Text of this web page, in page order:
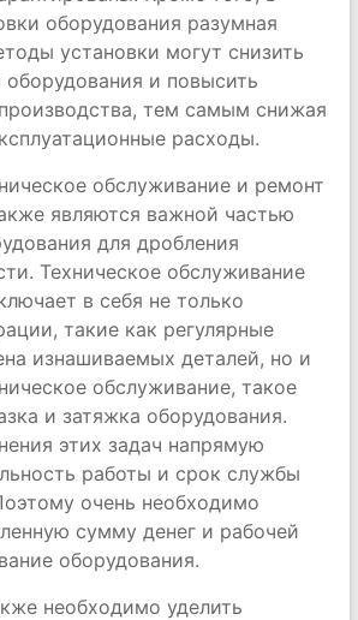
оборудования разумная
установки могут снизить
оборудования и повысить
тем самым снижая
расходы.
обслуживание и ремонт
являются важной частью
для дробления
Техническое обслуживание
в себя не только
такие как регулярные
изнашиваемых деталей, но и
обслуживание, такое
и затяжка оборудования.
этих задач напрямую
работы и срок службы
очень необходимо
сумму денег и рабочей
оборудования.
необходимо уделить